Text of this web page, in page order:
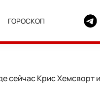
ГОРОСКОП
сейчас Крис Хемсворт